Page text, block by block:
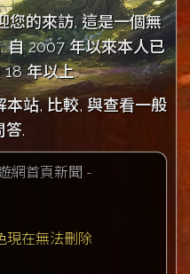
您的來訪, 這是一個無
自 2007 年以來本人已
年以上.
站, 比較, 與查看一般
答.
網首頁新聞 -
現在無法刪除